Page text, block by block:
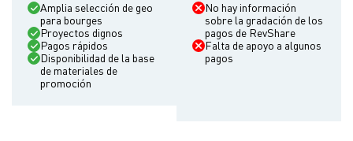
Amplia selección de geo
para bourges
Proyectos dignos
Pagos rápidos
Disponibilidad de la base
de materiales de
promoción
No hay información
sobre la gradación de los
pagos de RevShare
Falta de apoyo a algunos
pagos